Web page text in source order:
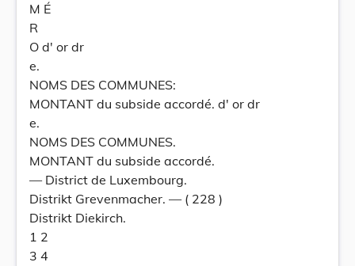
M É
R
O d' or dr
e.
NOMS DES COMMUNES:
MONTANT du subside accordé. d' or dr
e.
NOMS DES COMMUNES.
MONTANT du subside accordé.
— District de Luxembourg.
Distrikt Grevenmacher. — ( 228 )
Distrikt Diekirch.
1 2
3 4